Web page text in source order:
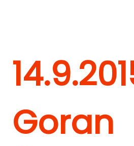
Goran